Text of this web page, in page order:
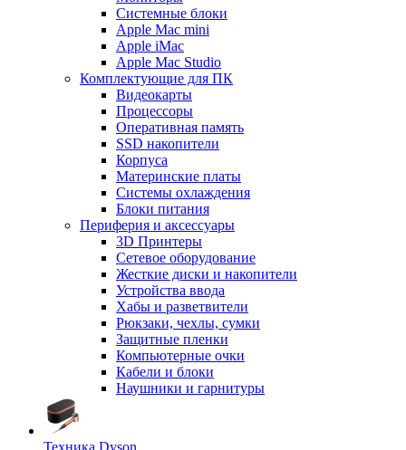
Системные блоки
Apple Mac mini
Apple iMac
Apple Mac Studio
Комплектующие для ПК
Видеокарты
Процессоры
Оперативная память
SSD накопители
Корпуса
Материнские платы
Системы охлаждения
Блоки питания
Периферия и аксессуары
3D Принтеры
Сетевое оборудование
Жесткие диски и накопители
Устройства ввода
Хабы и разветвители
Рюкзаки, чехлы, сумки
Защитные пленки
Компьютерные очки
Кабели и блоки
Наушники и гарнитуры
Техника Dyson